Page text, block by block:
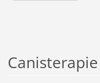
Canisterapie